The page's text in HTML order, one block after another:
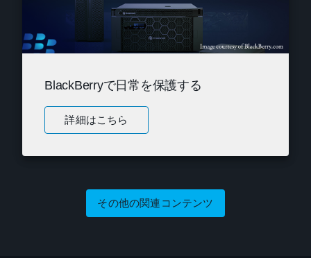
BlackBerryで日常を保護する
詳細はこちら
その他の関連コンテンツ